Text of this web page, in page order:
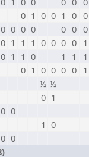
0 1 0 0 1 0 0
0 0 0 0 0 0 0
0 1 1 1 0 0 0 0 1
0 1 1 0 1 1 1
0 1 0 0 0 0 1
½ ½
0 1
0 0
1 0
0 0